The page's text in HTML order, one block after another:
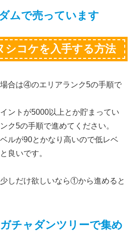
ムで売っています
シコケを入手する方法
合は④のエリアランク5の手順で
ントが5000以上とか貯まってい
ク5の手順で進めてください。
ルが90とかなり高いので低レベ
良いです。
しだけ欲しいなら①から進めると
チャダンツリーで集め